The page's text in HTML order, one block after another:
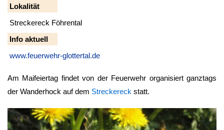
Lokalität
Streckereck Föhrental
Info aktuell
www.feuerwehr-glottertal.de
Am Maifeiertag findet von der Feuerwehr organisiert ganztags
der Wanderhock auf dem Streckereck statt.